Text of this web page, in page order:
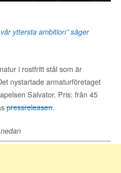
yttersta ambition” säger
i rostfritt stål som är
nystartade armaturföretaget
Salvator. Pris: från 45
pressreleasen.